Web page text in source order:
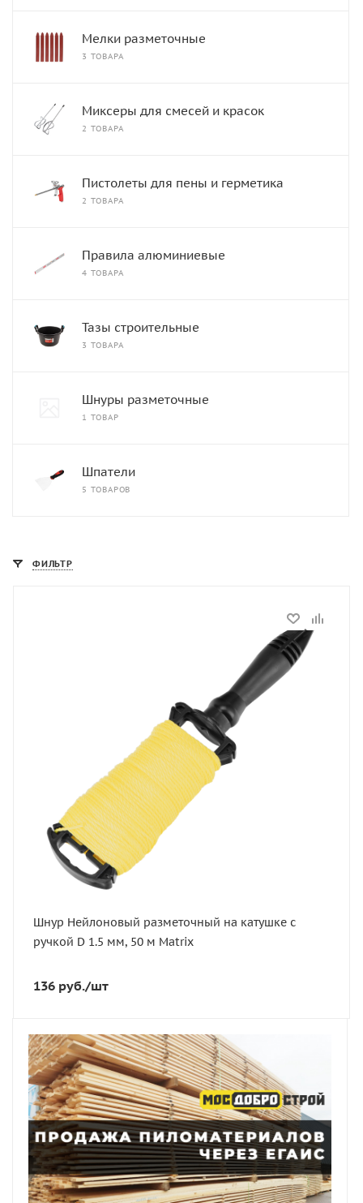
Мелки разметочные
3 ТОВАРА
Миксеры для смесей и красок
2 ТОВАРА
Пистолеты для пены и герметика
2 ТОВАРА
Правила алюминиевые
4 ТОВАРА
Тазы строительные
3 ТОВАРА
Шнуры разметочные
1 ТОВАР
Шпатели
5 ТОВАРОВ
ФИЛЬТР
Шнур Нейлоновый разметочный на катушке c
ручкой D 1.5 мм, 50 м Matrix
136 руб./шт